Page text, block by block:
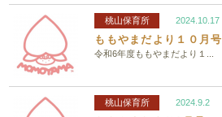
桃山保育所 2024.10.17
ももやまだより１０月号
令和6年度ももやまだより１...
桃山保育所 2024.9.2